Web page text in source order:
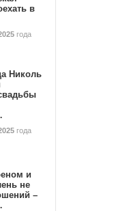
в
года
Николь
года
и
не
–